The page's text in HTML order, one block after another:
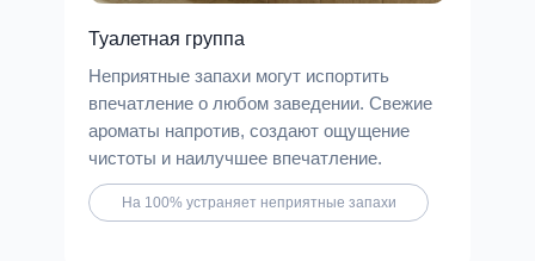
Неприятные запахи могут испортить
впечатление о любом заведении. Свежие
ароматы напротив, создают ощущение
чистоты и наилучшее впечатление.
Туалетная группа
На 100% устраняет неприятные запахи